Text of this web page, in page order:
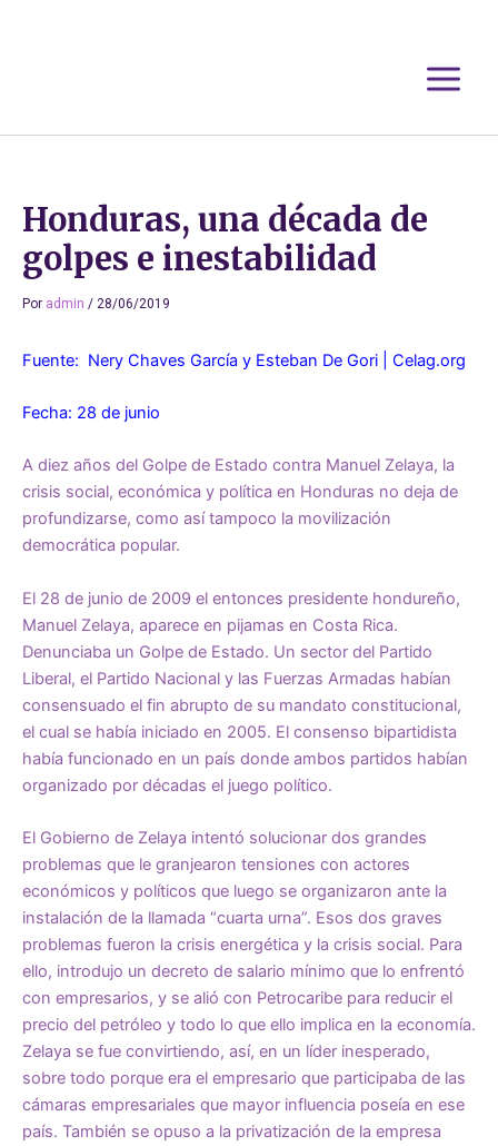
Honduras, una década de
golpes e inestabilidad
Por admin / 28/06/2019
Fuente: Nery Chaves García y Esteban De Gori | Celag.org
Fecha: 28 de junio
A diez años del Golpe de Estado contra Manuel Zelaya, la
crisis social, económica y política en Honduras no deja de
profundizarse, como así tampoco la movilización
democrática popular.
El 28 de junio de 2009 el entonces presidente hondureño,
Manuel Zelaya, aparece en pijamas en Costa Rica.
Denunciaba un Golpe de Estado. Un sector del Partido
Liberal, el Partido Nacional y las Fuerzas Armadas habían
consensuado el fin abrupto de su mandato constitucional,
el cual se había iniciado en 2005. El consenso bipartidista
había funcionado en un país donde ambos partidos habían
organizado por décadas el juego político.
El Gobierno de Zelaya intentó solucionar dos grandes
problemas que le granjearon tensiones con actores
económicos y políticos que luego se organizaron ante la
instalación de la llamada “cuarta urna”. Esos dos graves
problemas fueron la crisis energética y la crisis social. Para
ello, introdujo un decreto de salario mínimo que lo enfrentó
con empresarios, y se alió con Petrocaribe para reducir el
precio del petróleo y todo lo que ello implica en la economía.
Zelaya se fue convirtiendo, así, en un líder inesperado,
sobre todo porque era el empresario que participaba de las
cámaras empresariales que mayor influencia poseía en ese
país. También se opuso a la privatización de la empresa